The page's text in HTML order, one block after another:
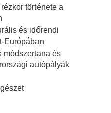
története a
és időrendi
Európában
módszertana és
autópályák